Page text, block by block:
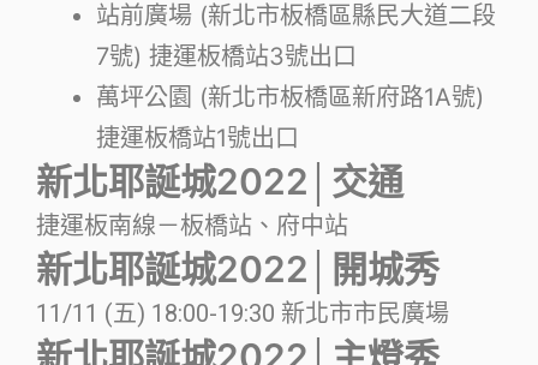
站前廣場 (新北市板橋區縣民大道二段
7號) 捷運板橋站3號出口
萬坪公園 (新北市板橋區新府路1A號)
捷運板橋站1號出口
新北耶誕城2022│交通
捷運板南線－板橋站、府中站
新北耶誕城2022│開城秀
11/11 (五) 18:00-19:30 新北市市民廣場